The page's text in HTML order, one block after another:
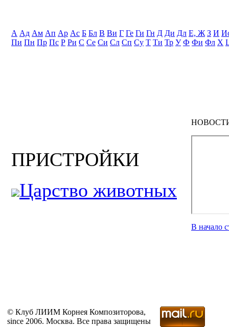
А Ад Ам Ап Ар Ас Б Бл В Ви Г Ге Ги Гн Д Ди Дл Е, Ж З И
Пи Пн Пр Пс Р Ри С Се Си Сл Сп Су Т Ти Тр У Ф Фи Фл Х
ПРИСТРОЙКИ
Царство животных
В начало
© Клуб ЛИИМ Корнея Композиторова,
since 2006. Москва. Все права защищены